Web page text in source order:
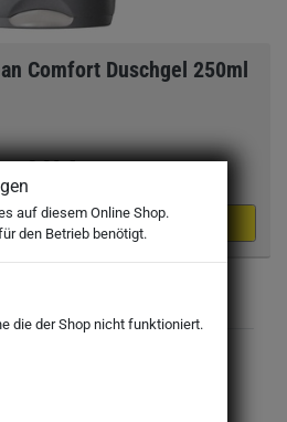
Comfort Duschgel 250ml
2,29 €
250ml
auf diesem Online Shop.
den Betrieb benötigt.
die der Shop nicht funktioniert.